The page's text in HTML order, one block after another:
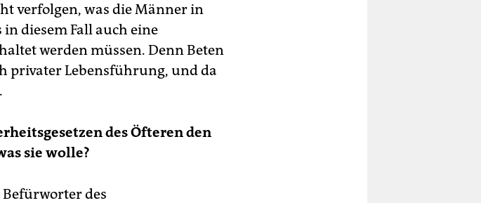
verfolgen, was die Männer in
in diesem Fall auch eine
werden müssen. Denn Beten
privater Lebensführung, und da
des Öfteren den
sie wolle?
Befürworter des